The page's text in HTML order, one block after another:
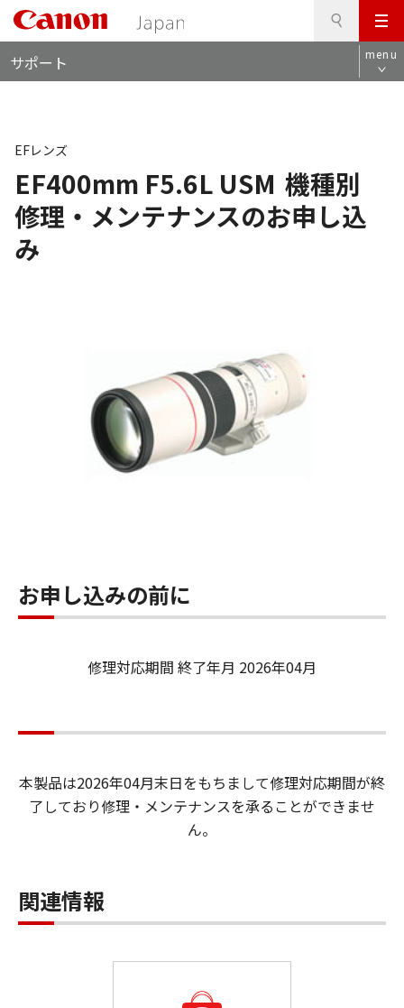
メ
ニ
ュ
サポート menu
EF400mm F5.6L USM 機種別
修理・メンテナンスのお申し込
み
EFレンズ
お申し込みの前に
修理対応期間 終了年月 2026年04月
本製品は2026年04月末日をもちまして修理対応期間が終
了しており修理・メンテナンスを承ることができませ
ん。
関連情報